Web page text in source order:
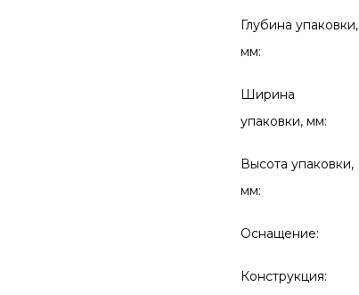
Глубина упаковки,
мм:
Ширина
упаковки, мм:
Высота упаковки,
мм:
Оснащение:
Конструкция: